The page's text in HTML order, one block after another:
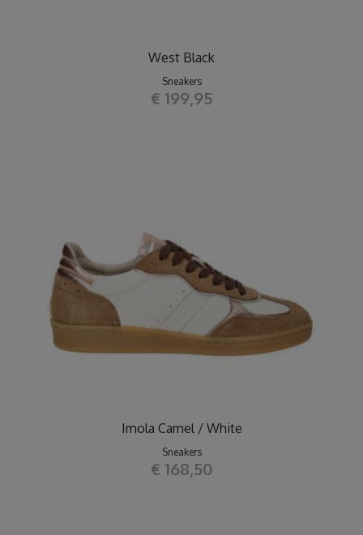
West Black
Sneakers
€ 199,95
Imola Camel / White
Sneakers
€ 168,50